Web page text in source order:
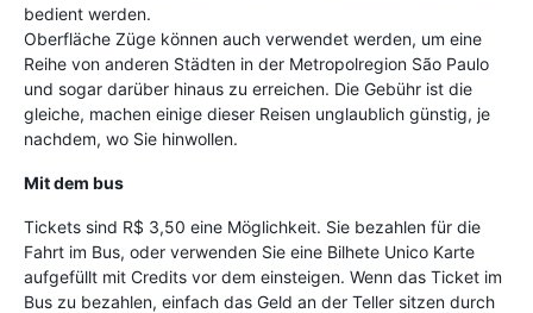
bedient werden.
Oberfläche Züge können auch verwendet werden, um eine
Reihe von anderen Städten in der Metropolregion São Paulo
und sogar darüber hinaus zu erreichen. Die Gebühr ist die
gleiche, machen einige dieser Reisen unglaublich günstig, je
nachdem, wo Sie hinwollen.
Mit dem bus
Tickets sind R$ 3,50 eine Möglichkeit. Sie bezahlen für die
Fahrt im Bus, oder verwenden Sie eine Bilhete Unico Karte
aufgefüllt mit Credits vor dem einsteigen. Wenn das Ticket im
Bus zu bezahlen, einfach das Geld an der Teller sitzen durch